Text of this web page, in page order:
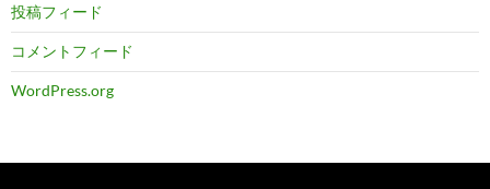
投稿フィード
コメントフィード
WordPress.org